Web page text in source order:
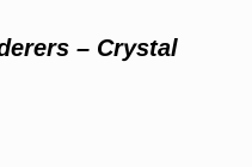
– Crystal